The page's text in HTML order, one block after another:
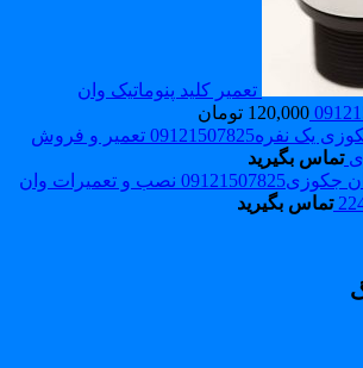
تعمیر کلید پنوماتیک وان
120,000 تومان
تعمیر و فروش
تماس بگیرید
نصب و تعمیرات وان
تماس بگیرید